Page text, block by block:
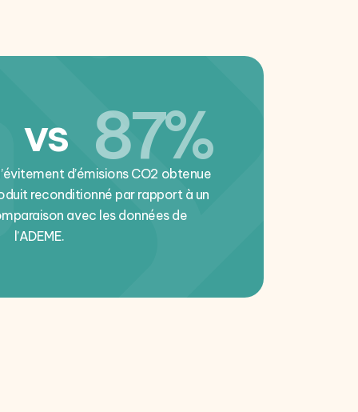
vs 87%
d’émisions CO2 obtenue
reconditionné par rapport à un
avec les données de
l’ADEME.